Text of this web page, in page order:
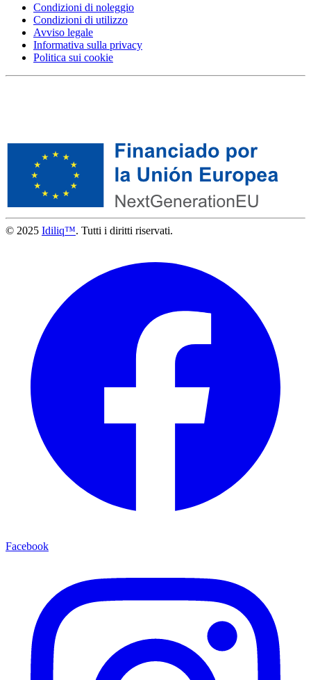
Condizioni di noleggio
Condizioni di utilizzo
Avviso legale
Informativa sulla privacy
Politica sui cookie
© 2025 Idiliq™. Tutti i diritti riservati.
Facebook